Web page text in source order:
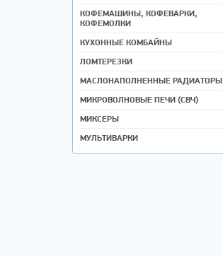
КОФЕМАШИНЫ, КОФЕВАРКИ,
КОФЕМОЛКИ
КУХОННЫЕ КОМБАЙНЫ
ЛОМТЕРЕЗКИ
МАСЛОНАПОЛНЕННЫЕ РАДИАТОРЫ
МИКРОВОЛНОВЫЕ ПЕЧИ (СВЧ)
МИКСЕРЫ
МУЛЬТИВАРКИ
МЯСОРУБКИ